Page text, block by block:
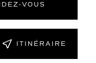
ITINÉRAIRE